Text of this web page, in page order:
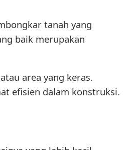
tanah yang
baik merupakan
area yang keras.
efisien dalam konstruksi.